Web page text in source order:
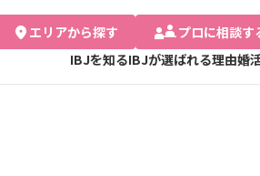
エリアから探す プロに相談す
IBJを知るIBJが選ばれる理由婚